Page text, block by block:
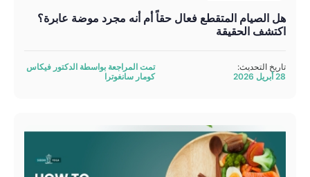
هل الصيام المتقطع فعال حقاً أم أنه مجرد موضة عابرة؟
اكتشف الحقيقة
تاريخ التحديث:
28 أبريل 2026
تمت المراجعة بواسطة الدكتور فيكاس
كومار سانغوترا